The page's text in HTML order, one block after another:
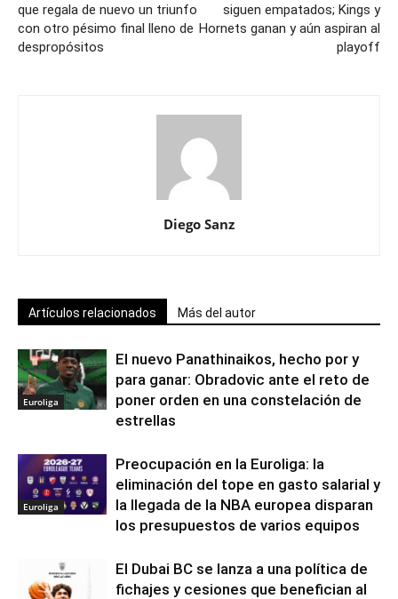
que regala de nuevo un triunfo
con otro pésimo final lleno de
despropósitos
siguen empatados; Kings y
Hornets ganan y aún aspiran al
playoff
Diego Sanz
Artículos relacionados Más del autor
Euroliga
El nuevo Panathinaikos, hecho por y
para ganar: Obradovic ante el reto de
poner orden en una constelación de
estrellas
Euroliga
Preocupación en la Euroliga: la
eliminación del tope en gasto salarial y
la llegada de la NBA europea disparan
los presupuestos de varios equipos
El Dubai BC se lanza a una política de
fichajes y cesiones que benefician al